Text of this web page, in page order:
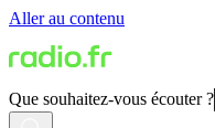
Aller au contenu
Que souhaitez-vous écouter ?